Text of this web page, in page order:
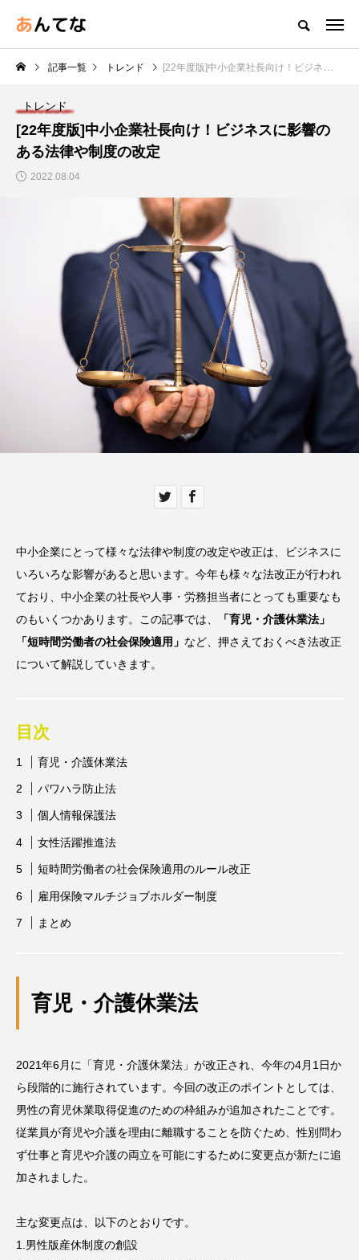
記事一覧 トレンド [22年度版]中小企業社長向け！ビジネスに影響のある法律や制度の改定
トレンド
[22年度版]中小企業社長向け！ビジネスに影響の
ある法律や制度の改定
2022.08.04
中小企業にとって様々な法律や制度の改定や改正は、ビジネスに
いろいろな影響があると思います。今年も様々な法改正が行われ
ており、中小企業の社長や人事・労務担当者にとっても重要なも
のもいくつかあります。この記事では、
「育児・介護休業法」
「短時間労働者の社会保険適用」 など、押さえておくべき法改正
について解説していきます。
目次
育児・介護休業法
パワハラ防止法
個人情報保護法
女性活躍推進法
短時間労働者の社会保険適用のルール改正
雇用保険マルチジョブホルダー制度
まとめ
育児・介護休業法
2021年6月に「育児・介護休業法」が改正され、今年の4月1日か
ら段階的に施行されています。今回の改正のポイントとしては、
男性の育児休業取得促進のための枠組みが追加されたことです。
従業員が育児や介護を理由に離職することを防ぐため、性別問わ
ず仕事と育児や介護の両立を可能にするために変更点が新たに追
加されました。
主な変更点は、以下のとおりです。
1.男性版産休制度の創設